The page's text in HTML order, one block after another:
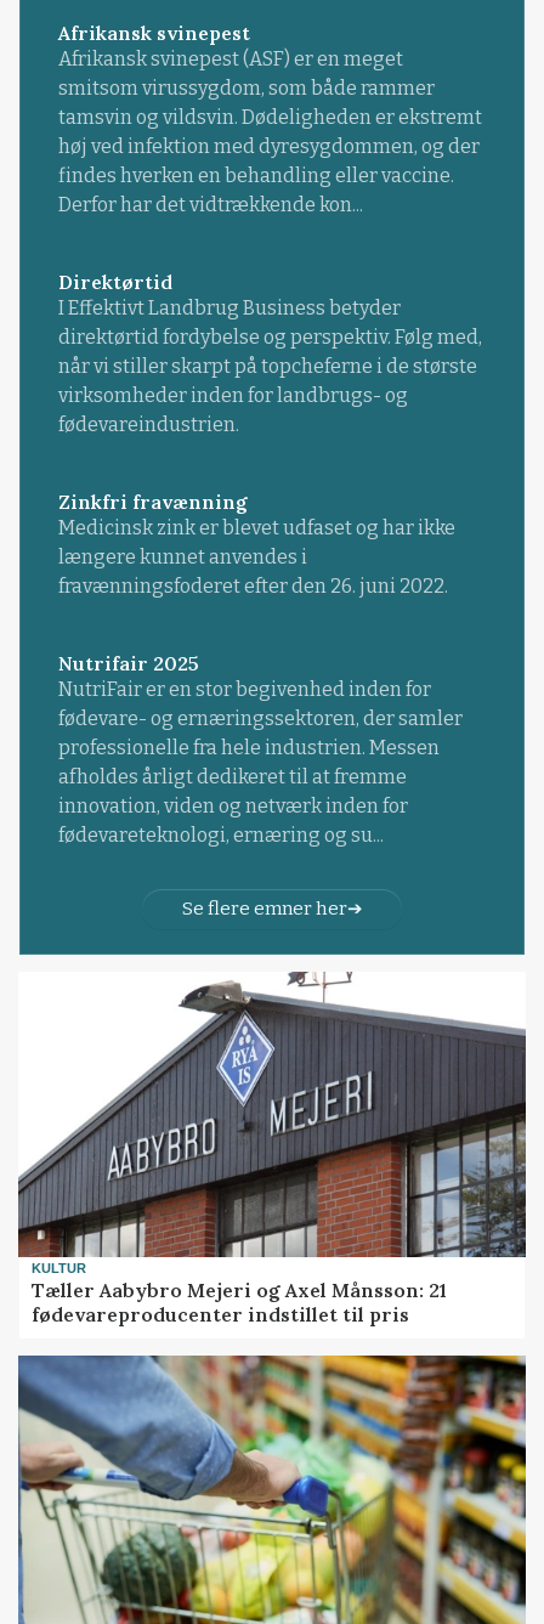
Afrikansk svinepest
Afrikansk svinepest (ASF) er en meget
smitsom virussygdom, som både rammer
tamsvin og vildsvin. Dødeligheden er ekstremt
høj ved infektion med dyresygdommen, og der
findes hverken en behandling eller vaccine.
Derfor har det vidtrækkende kon...
Direktørtid
I Effektivt Landbrug Business betyder
direktørtid fordybelse og perspektiv. Følg med,
når vi stiller skarpt på topcheferne i de største
virksomheder inden for landbrugs- og
fødevareindustrien.
Zinkfri fravænning
Medicinsk zink er blevet udfaset og har ikke
længere kunnet anvendes i
fravænningsfoderet efter den 26. juni 2022.
Nutrifair 2025
NutriFair er en stor begivenhed inden for
fødevare- og ernæringssektoren, der samler
professionelle fra hele industrien. Messen
afholdes årligt dedikeret til at fremme
innovation, viden og netværk inden for
fødevareteknologi, ernæring og su...
Se flere emner her
KULTUR
Tæller Aabybro Mejeri og Axel Månsson: 21
fødevareproducenter indstillet til pris